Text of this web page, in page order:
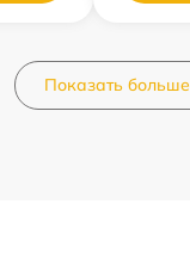
Показать больше